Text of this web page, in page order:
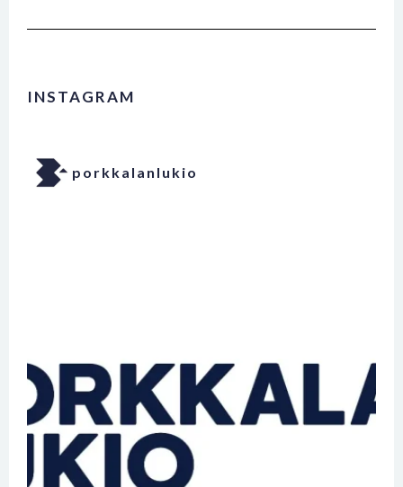
INSTAGRAM
porkkalanlukio